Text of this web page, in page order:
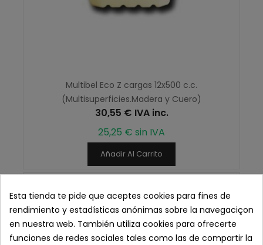
Multibel Eco Z cargas 12x500 c.c.
(Multisuperficies.Madera y Cuero)
30,55 € IVA inc.
25,25 € sin IVA
Añadir Al Carrito
Esta tienda te pide que aceptes cookies para fines de
rendimiento y estadísticas anónimas sobre la navegaciçon
en nuestra web. También utiliza cookies para ofrecerte
funciones de redes sociales tales como las de compartir la